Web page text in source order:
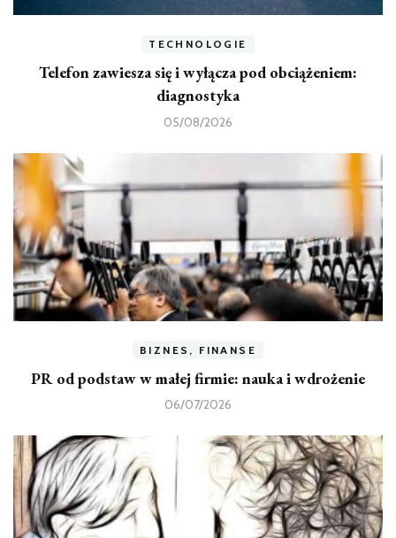
TECHNOLOGIE
Telefon zawiesza się i wyłącza pod obciążeniem:
diagnostyka
05/08/2026
BIZNES, FINANSE
PR od podstaw w małej firmie: nauka i wdrożenie
06/07/2026